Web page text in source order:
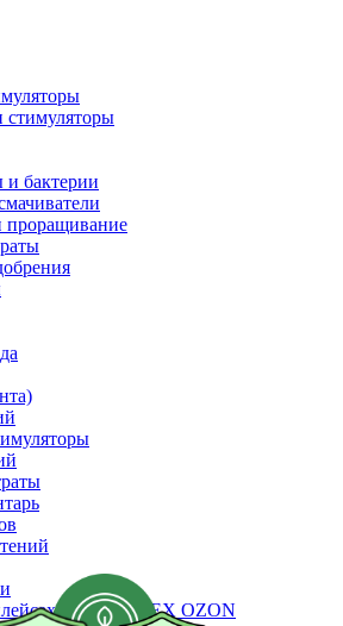
стимуляторы
бактерии
проращивание
WB YANDEX OZON